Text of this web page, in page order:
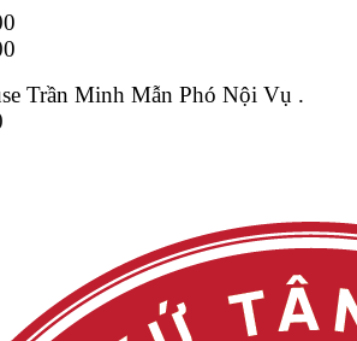
Trần Minh Mẫn Phó Nội Vụ .